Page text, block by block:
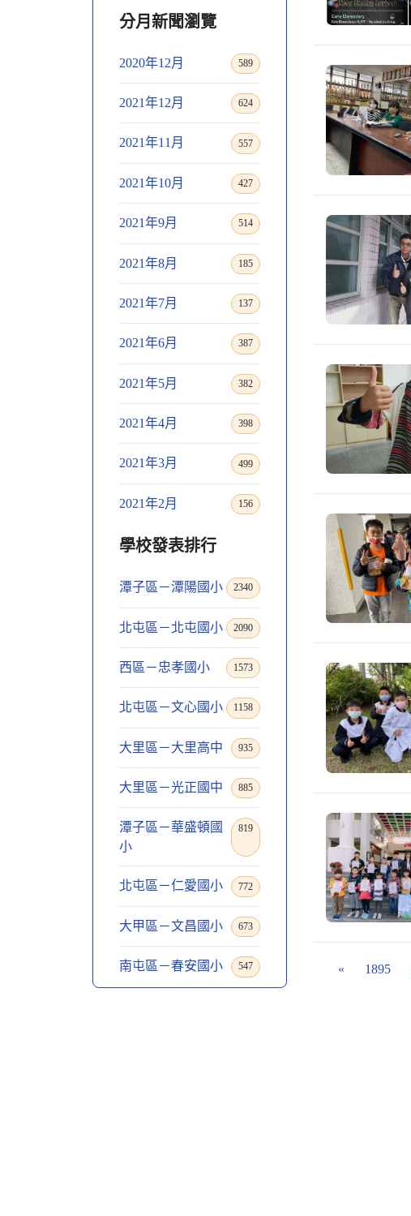
分月新聞瀏覽
2020年12月 589
2021年12月 624
2021年11月 557
2021年10月 427
2021年9月 514
2021年8月 185
2021年7月 137
2021年6月 387
2021年5月 382
2021年4月 398
2021年3月 499
2021年2月 156
學校發表排行
潭子區－潭陽國小 2340
北屯區－北屯國小 2090
西區－忠孝國小 1573
北屯區－文心國小 1158
大里區－大里高中 935
大里區－光正國中 885
潭子區－華盛頓國
小
819
北屯區－仁愛國小 772
大甲區－文昌國小 673
南屯區－春安國小 547 « 1895